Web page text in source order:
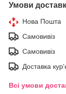
Умови
Нова Пошта
Самовивіз
Самовивіз
Доставка
Всі умови